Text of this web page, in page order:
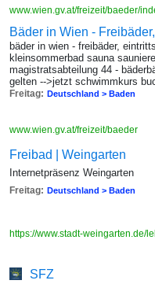
www.wien.gv.at/freizeit/baeder/
Bäder in Wien -
bäder in wien - freibäder,
kleinsommerbad sauna
magistratsabteilung 44 -
gelten -->jetzt schwimmkurs
Freitag: Deutschland > Baden
www.wien.gv.at/freizeit/baeder
Freibad | Weingarten
Internetpräsenz Weingarten
Freitag: Deutschland > Baden
https://www.stadt-weingarten.de/
SFZ